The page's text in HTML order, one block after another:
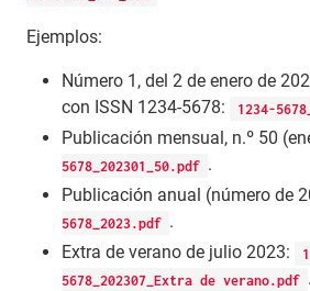
Ejemplos:
Número 1, del 2 de enero de
con ISSN 1234-5678:
1234-
Publicación mensual, n.º 50
5678_202301_50.pdf .
Publicación anual (número de
5678_2023.pdf .
Extra de verano de julio 2023:
5678_202307_Extra de verano.pdf .